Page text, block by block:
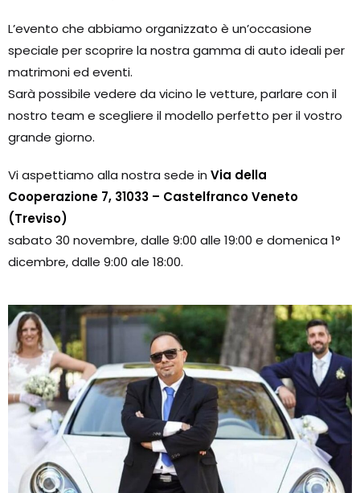
L’evento che abbiamo organizzato è un’occasione
speciale per scoprire la nostra gamma di auto ideali per
matrimoni ed eventi.
Sarà possibile vedere da vicino le vetture, parlare con il
nostro team e scegliere il modello perfetto per il vostro
grande giorno.
Vi aspettiamo alla nostra sede in Via della
Cooperazione 7, 31033 – Castelfranco Veneto
(Treviso)
sabato 30 novembre, dalle 9:00 alle 19:00 e domenica 1°
dicembre, dalle 9:00 ale 18:00.